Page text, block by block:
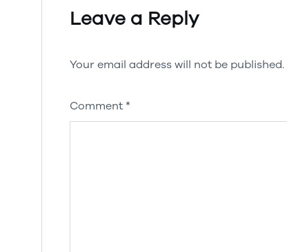
Leave a Reply
Your email address will not be published.
Comment *